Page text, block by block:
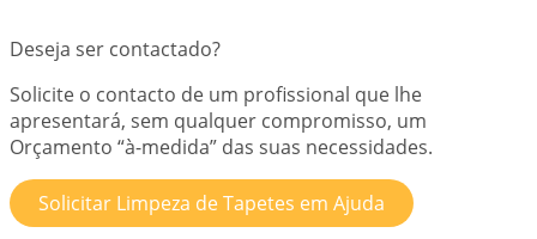
Deseja ser contactado?
Solicite o contacto de um profissional que lhe
apresentará, sem qualquer compromisso, um
Orçamento “à-medida” das suas necessidades.
Solicitar Limpeza de Tapetes em Ajuda